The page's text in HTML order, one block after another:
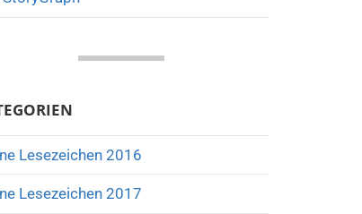
Lesezeichen 2016
Lesezeichen 2017